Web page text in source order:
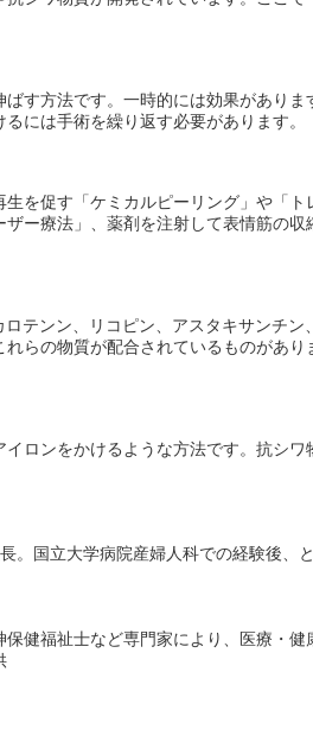
す方法です。一時的には効果がありま
には手術を繰り返す必要があります。
を促す「ケミカルピーリング」や「ト
ー療法」、薬剤を注射して表情筋の収
テンン、リコピン、アスタキサンチン、
らの物質が配合されているものがあり
ロンをかけるような方法です。抗シワ
。国立大学病院産婦人科での経験後、と
健福祉士など専門家により、医療・健